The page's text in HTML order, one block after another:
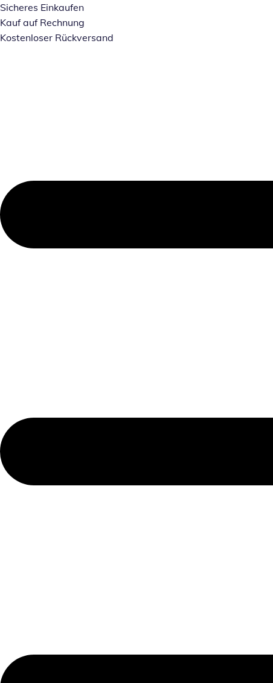
Zum Hauptinhalt springen
Sicheres Einkaufen
Kauf auf Rechnung
Kostenloser Rückversand